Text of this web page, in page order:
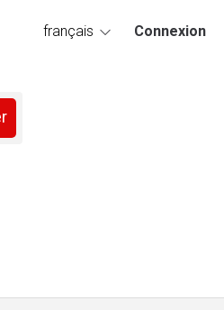
français
Connexion